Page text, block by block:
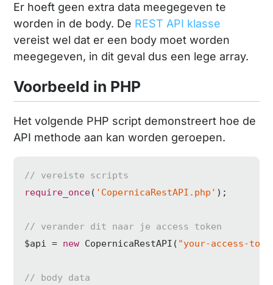
Er hoeft geen extra data meegegeven te
worden in de body. De REST API klasse
vereist wel dat er een body moet worden
meegegeven, in dit geval dus een lege array.
Voorbeeld in PHP
Het volgende PHP script demonstreert hoe de
API methode aan kan worden geroepen.
// vereiste scripts
require_once( 'CopernicaRestAPI.php' );
// verander dit naar je access token
$api = new CopernicaRestAPI( "your-access-
// body data